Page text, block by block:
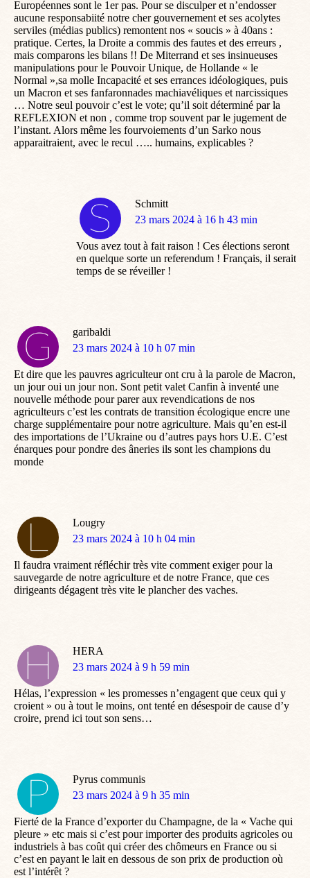
Européennes sont le 1er pas. Pour se disculper et n’endosser
aucune responsabiité notre cher gouvernement et ses acolytes
serviles (médias publics) remontent nos « soucis » à 40ans :
pratique. Certes, la Droite a commis des fautes et des erreurs ,
mais comparons les bilans !! De Miterrand et ses insinueuses
manipulations pour le Pouvoir Unique, de Hollande « le
Normal »,sa molle Incapacité et ses errances idéologiques, puis
un Macron et ses fanfaronnades machiavéliques et narcissiques
… Notre seul pouvoir c’est le vote; qu’il soit déterminé par la
REFLEXION et non , comme trop souvent par le jugement de
l’instant. Alors même les fourvoiements d’un Sarko nous
apparaitraient, avec le recul ….. humains, explicables ?
Schmitt
dit
23 mars 2024 à 16 h 43 min
Vous avez tout à fait raison ! Ces élections seront
en quelque sorte un referendum ! Français, il serait
temps de se réveiller !
garibaldi
dit
23 mars 2024 à 10 h 07 min
Et dire que les pauvres agriculteur ont cru à la parole de Macron,
un jour oui un jour non. Sont petit valet Canfin à inventé une
nouvelle méthode pour parer aux revendications de nos
agriculteurs c’est les contrats de transition écologique encre une
charge supplémentaire pour notre agriculture. Mais qu’en est-il
des importations de l’Ukraine ou d’autres pays hors U.E. C’est
énarques pour pondre des âneries ils sont les champions du
monde
Lougry
dit
23 mars 2024 à 10 h 04 min
Il faudra vraiment réfléchir très vite comment exiger pour la
sauvegarde de notre agriculture et de notre France, que ces
dirigeants dégagent très vite le plancher des vaches.
HERA
dit
23 mars 2024 à 9 h 59 min
Hélas, l’expression « les promesses n’engagent que ceux qui y
croient » ou à tout le moins, ont tenté en désespoir de cause d’y
croire, prend ici tout son sens…
Pyrus communis
dit
23 mars 2024 à 9 h 35 min
Fierté de la France d’exporter du Champagne, de la « Vache qui
pleure » etc mais si c’est pour importer des produits agricoles ou
industriels à bas coût qui créer des chômeurs en France ou si
c’est en payant le lait en dessous de son prix de production où
est l’intérêt ?